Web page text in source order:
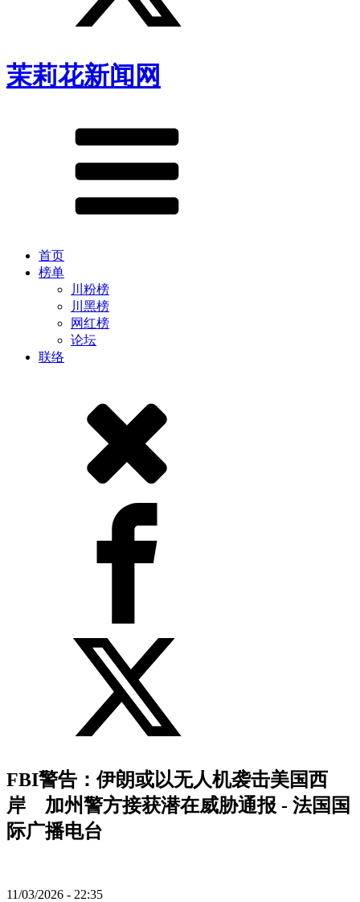
茉莉花新闻网
首页
榜单
川粉榜
川黑榜
网红榜
论坛
联络
FBI警告：伊朗或以无人机袭击美国西
岸 加州警方接获潜在威胁通报 - 法国国
际广播电台
11/03/2026 - 22:35